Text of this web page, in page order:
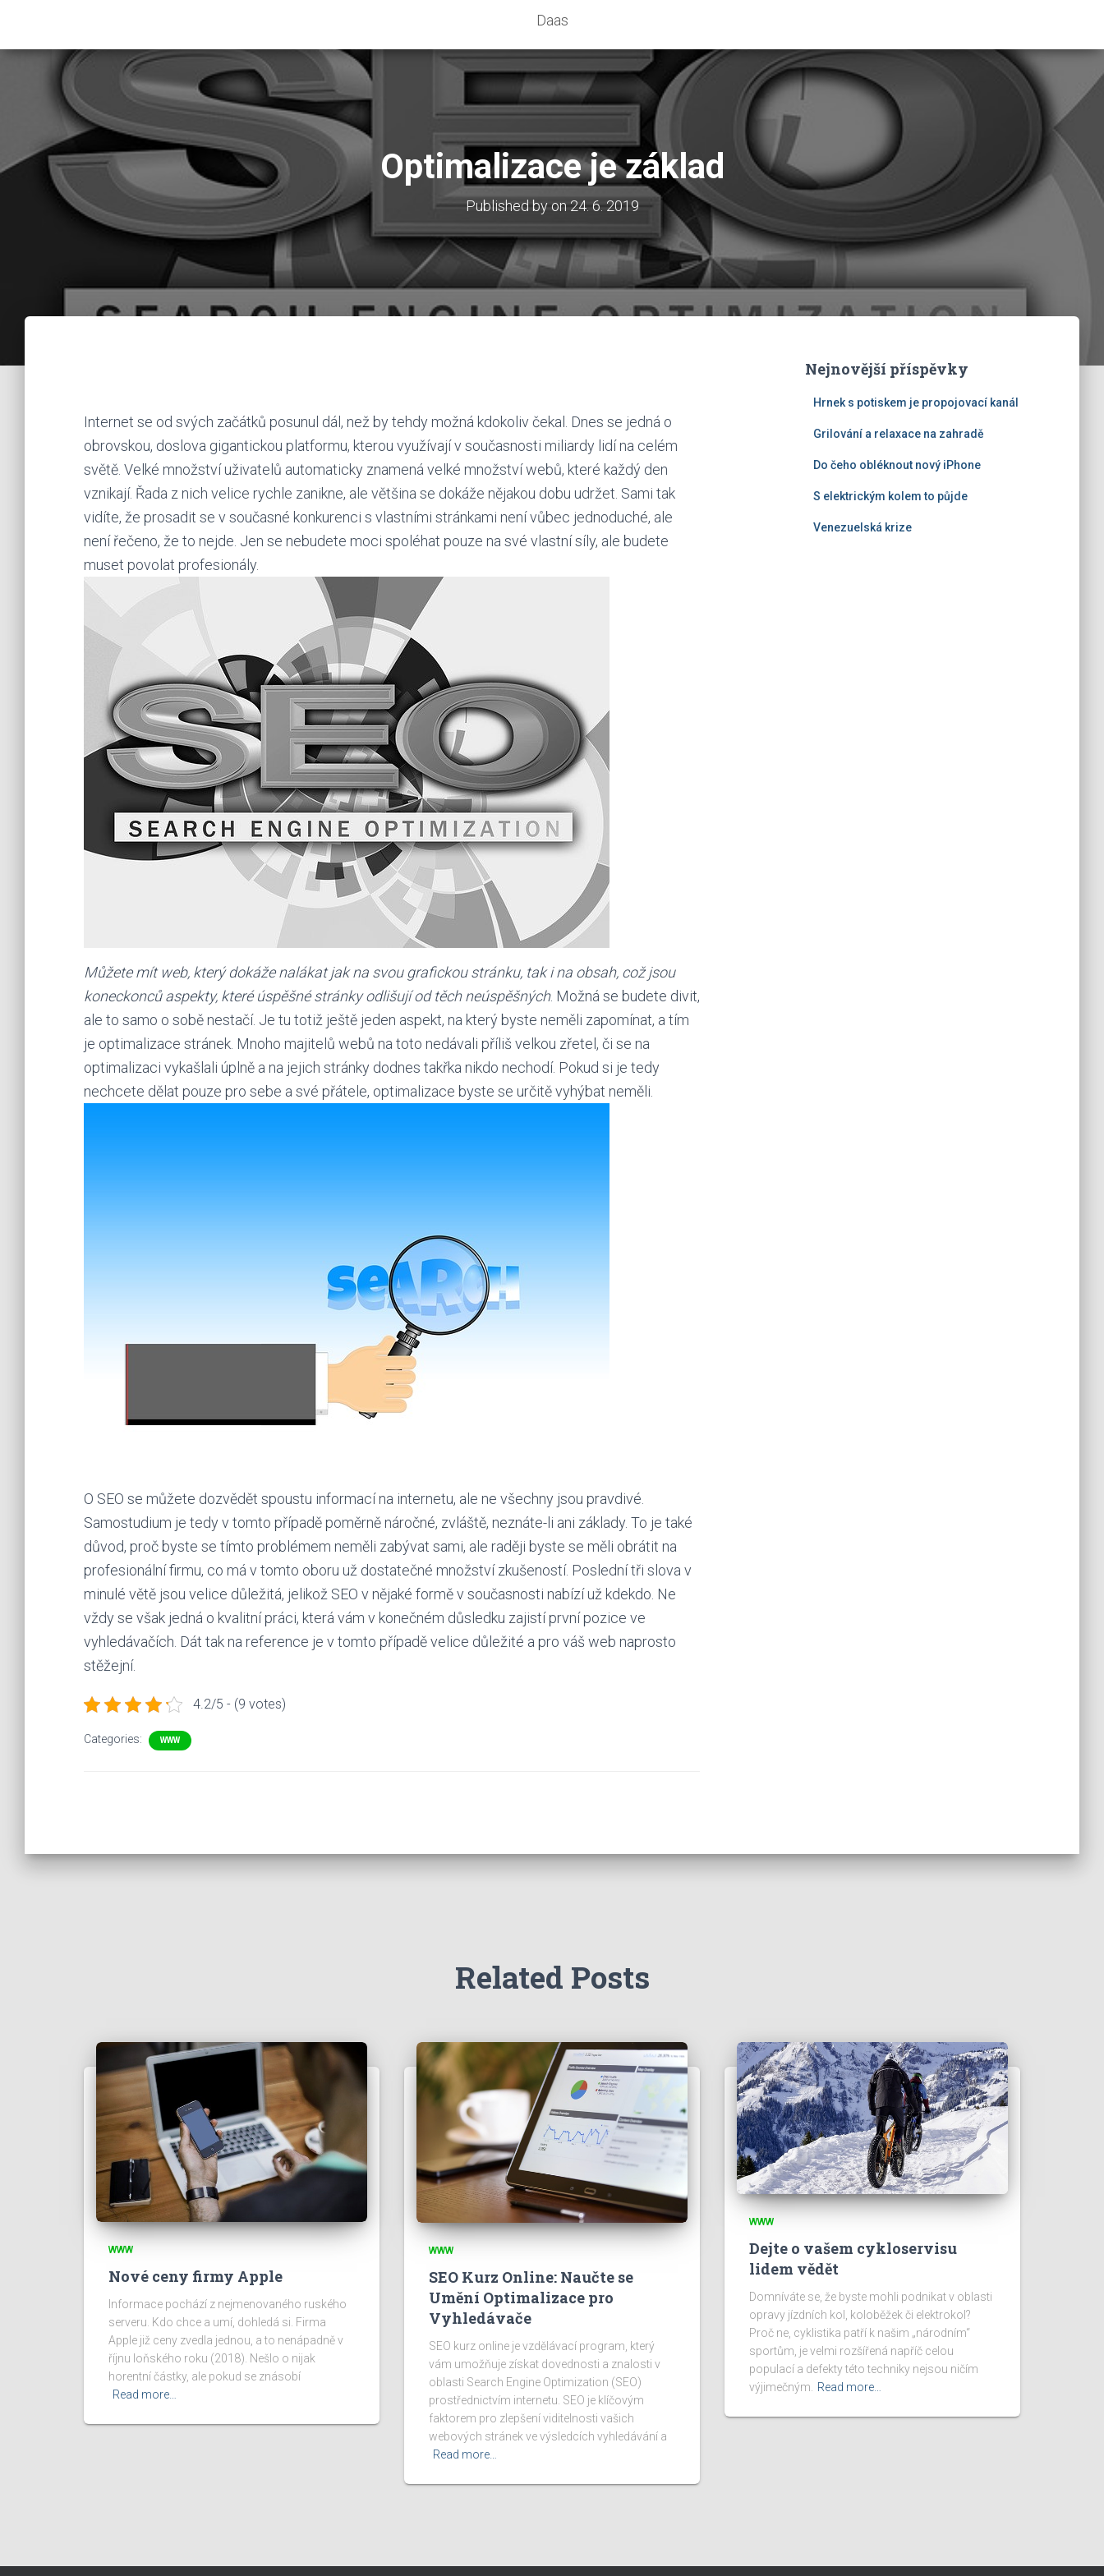
Daas
Optimalizace je základ
Published byon24. 6. 2019
Internet se od svých začátků posunul dál, než by tehdy možná kdokoliv čekal. Dnes se jedná o
obrovskou, doslova gigantickou platformu, kterou využívají v současnosti miliardy lidí na celém
světě. Velké množství uživatelů automaticky znamená velké množství webů, které každý den
vznikají. Řada z nich velice rychle zanikne, ale většina se dokáže nějakou dobu udržet. Sami tak
vidíte, že prosadit se v současné konkurenci s vlastními stránkami není vůbec jednoduché, ale
není řečeno, že to nejde. Jen se nebudete moci spoléhat pouze na své vlastní síly, ale budete
muset povolat profesionály.
Můžete mít web, který dokáže nalákat jak na svou grafickou stránku, tak i na obsah, což jsou
koneckonců aspekty, které úspěšné stránky odlišují od těch neúspěšných. Možná se budete divit,
ale to samo o sobě nestačí. Je tu totiž ještě jeden aspekt, na který byste neměli zapomínat, a tím
je optimalizace stránek. Mnoho majitelů webů na toto nedávali příliš velkou zřetel, či se na
optimalizaci vykašlali úplně a na jejich stránky dodnes takřka nikdo nechodí. Pokud si je tedy
nechcete dělat pouze pro sebe a své přátele, optimalizace byste se určitě vyhýbat neměli.
O SEO se můžete dozvědět spoustu informací na internetu, ale ne všechny jsou pravdivé.
Samostudium je tedy v tomto případě poměrně náročné, zvláště, neznáte-li ani základy. To je také
důvod, proč byste se tímto problémem neměli zabývat sami, ale raději byste se měli obrátit na
profesionální firmu, co má v tomto oboru už dostatečné množství zkušeností. Poslední tři slova v
minulé větě jsou velice důležitá, jelikož SEO v nějaké formě v současnosti nabízí už kdekdo. Ne
vždy se však jedná o kvalitní práci, která vám v konečném důsledku zajistí první pozice ve
vyhledávačích. Dát tak na reference je v tomto případě velice důležité a pro váš web naprosto
stěžejní.
4.2/5 - (9 votes)
Categories: WWW
Nejnovější příspěvky
Hrnek s potiskem je propojovací kanál
Grilování a relaxace na zahradě
Do čeho obléknout nový iPhone
S elektrickým kolem to půjde
Venezuelská krize
Related Posts
WWW
Nové ceny firmy Apple
Informace pochází z nejmenovaného ruského
serveru. Kdo chce a umí, dohledá si. Firma
Apple již ceny zvedla jednou, a to nenápadně v
říjnu loňského roku (2018). Nešlo o nijak
horentní částky, ale pokud se znásobí
Read more…
WWW
SEO Kurz Online: Naučte se
Umění Optimalizace pro
Vyhledávače
SEO kurz online je vzdělávací program, který
vám umožňuje získat dovednosti a znalosti v
oblasti Search Engine Optimization (SEO)
prostřednictvím internetu. SEO je klíčovým
faktorem pro zlepšení viditelnosti vašich
webových stránek ve výsledcích vyhledávání a
Read more…
WWW
Dejte o vašem cykloservisu
lidem vědět
Domníváte se, že byste mohli podnikat v oblasti
opravy jízdních kol, koloběžek či elektrokol?
Proč ne, cyklistika patří k našim „národním“
sportům, je velmi rozšířená napříč celou
populací a defekty této techniky nejsou ničím
výjimečným. Read more…